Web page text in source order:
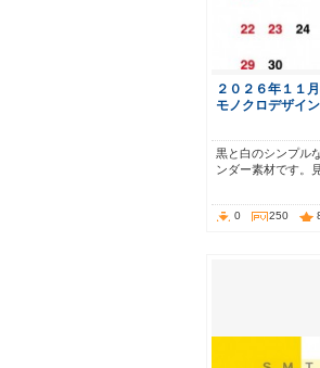
２０２６年１１
モノクロデザイン
黒と白のシンプル
ンダー素材です。
0 250